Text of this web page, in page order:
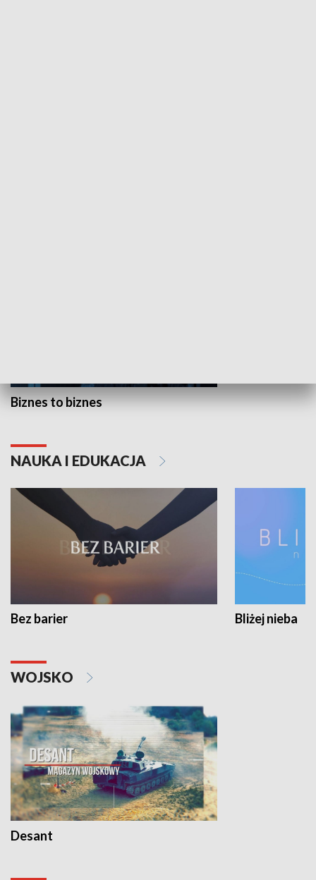
Biznes to biznes
NAUKA I EDUKACJA
Bez barier Bliżej nieba
WOJSKO
Desant